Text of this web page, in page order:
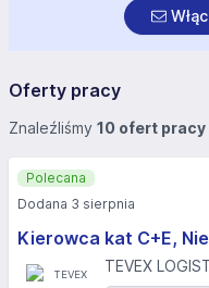
Oferty pracy
Znaleźliśmy 10 ofert pracy
Kierowca kat C+E,
TEVEX
Polecana
Dodana 3 sierpnia